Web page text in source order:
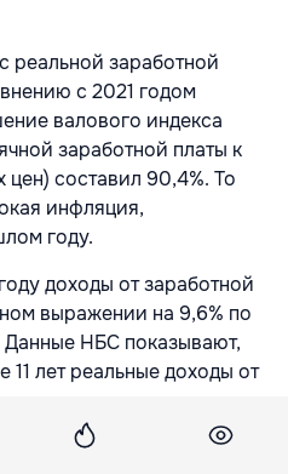
реальной заработной
с 2021 годом
валового индекса
заработной платы к
цен) составил 90,4%. То
инфляция,
году.
доходы от заработной
выражении на 9,6% по
НБС показывают,
11 лет реальные доходы от
по сравнению с